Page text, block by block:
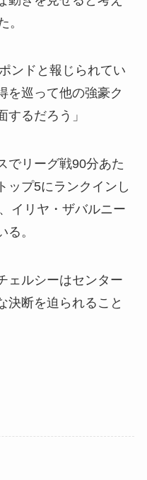
。
ンドと報じられてい
を巡って他の強豪ク
するだろう」
でリーグ戦90分あた
ップ5にランクインし
イリヤ・ザバルニー
。
ェルシーはセンター
決断を迫られること